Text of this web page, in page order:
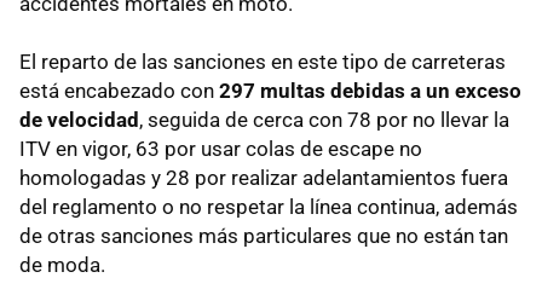
El reparto de las sanciones en este tipo de carreteras
está encabezado con 297 multas debidas a un exceso
de velocidad , seguida de cerca con 78 por no llevar la
ITV en vigor, 63 por usar colas de escape no
homologadas y 28 por realizar adelantamientos fuera
del reglamento o no respetar la línea continua, además
de otras sanciones más particulares que no están tan
de moda.